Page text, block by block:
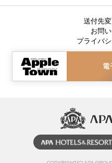
送付先
お問
プライバ